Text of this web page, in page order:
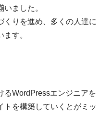
ました。
くりを進め、多くの人達に
す。
るWordPressエンジニアを
トを構築していくとがミッ